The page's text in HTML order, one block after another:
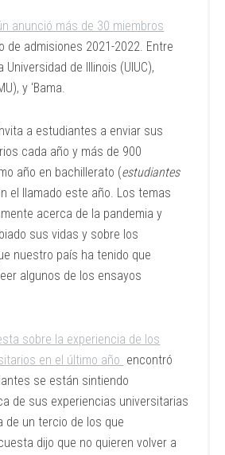
anunció más de 30 miembros
de admisiones 2021-2022. Entre
de Illinois (UIUC),
y ‘Bama.
a estudiantes a enviar sus
cada año y más de 900
año en bachillerato (estudiantes
el llamado este año. Los temas
acerca de la pandemia y
sus vidas y sobre los
nuestro país ha tenido que
algunos de los ensayos
sobre la experiencia de los
en el último año encontró
se están sintiendo
de sus experiencias universitarias
de un tercio de los que
dijo que no quieren volver a